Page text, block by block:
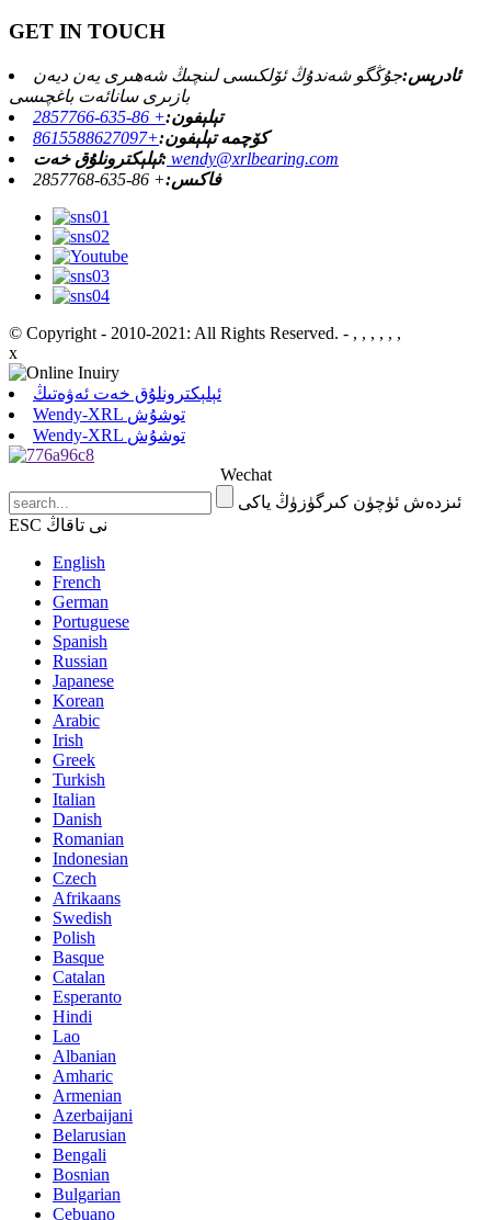
GET IN TOUCH
ئادرېس:جۇڭگو شەندۇڭ ئۆلكىسى لىنچىڭ شەھىرى يەن ديەن
بازىرى سانائەت باغچىسى
تېلېفون:+ 86-635-2857766
كۆچمە تېلېفون:+8615588627097
ئېلېكترونلۇق خەت: wendy@xrlbearing.com
فاكىس:+ 86-635-2857768
© Copyright - 2010-2021: All Rights Reserved. - , , , , , ,
x
ئېلېكترونلۇق خەت ئەۋەتىڭ
Wendy-XRL توشۇش
Wendy-XRL توشۇش
Wechat
ئىزدەش ئۈچۈن كىرگۈزۈڭ ياكى
ESC نى تاقاڭ
English
French
German
Portuguese
Spanish
Russian
Japanese
Korean
Arabic
Irish
Greek
Turkish
Italian
Danish
Romanian
Indonesian
Czech
Afrikaans
Swedish
Polish
Basque
Catalan
Esperanto
Hindi
Lao
Albanian
Amharic
Armenian
Azerbaijani
Belarusian
Bengali
Bosnian
Bulgarian
Cebuano